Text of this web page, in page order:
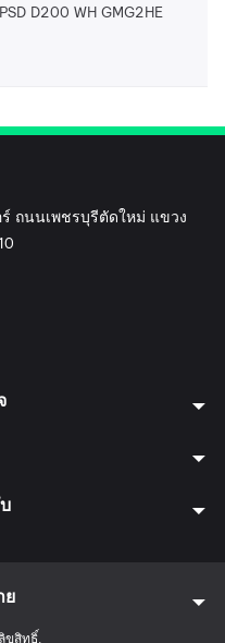
D200 WH GMG2HE
ถนนเพชรบุรีตัดใหม่ แขวง
ขสิทธิ์.
ย